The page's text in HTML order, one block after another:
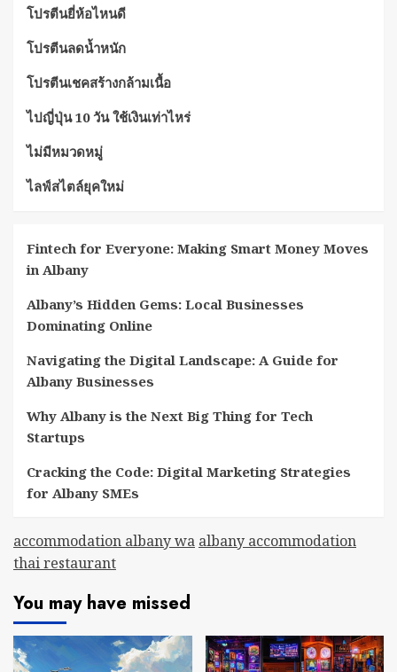
โปรตีนยี่ห้อไหนดี
โปรตีนลดน้ำหนัก
โปรตีนเชคสร้างกล้ามเนื้อ
ไปญี่ปุ่น 10 วัน ใช้เงินเท่าไหร่
ไม่มีหมวดหมู่
ไลฟ์สไตล์ยุคใหม่
Fintech for Everyone: Making Smart Money Moves
in Albany
Albany’s Hidden Gems: Local Businesses
Dominating Online
Navigating the Digital Landscape: A Guide for
Albany Businesses
Why Albany is the Next Big Thing for Tech
Startups
Cracking the Code: Digital Marketing Strategies
for Albany SMEs
accommodation albany wa albany accommodation
thai restaurant
You may have missed